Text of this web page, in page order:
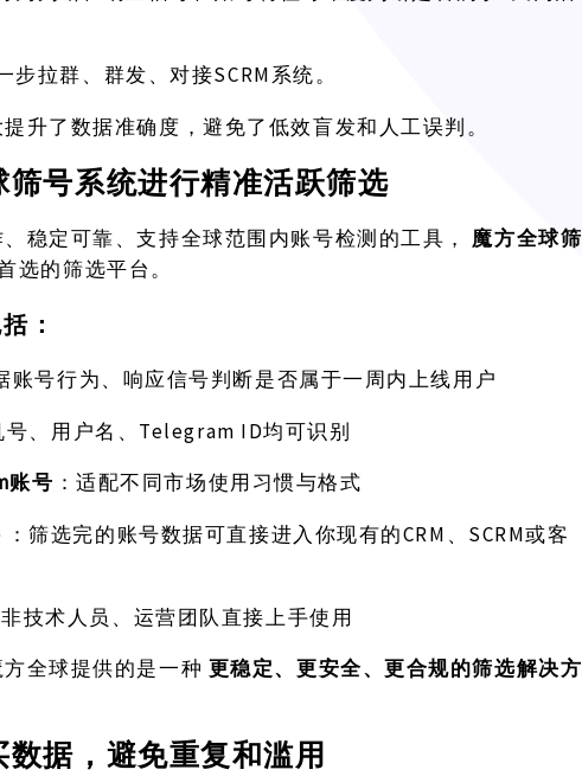
步拉群、群发、对接SCRM系统。
升了数据准确度，避免了低效盲发和人工误判。
号系统进行精准活跃筛选
稳定可靠、支持全球范围内账号检测的工具， 魔方全球筛
选的筛选平台。
：
账号行为、响应信号判断是否属于一周内上线用户
号、用户名、 Telegram ID均可识别
账号 ：适配不同市场使用习惯与格式
：筛选完的账号数据可直接进入你现有的CRM、SCRM或客
非技术人员、运营团队直接上手使用
全球提供的是一种 更稳定、更安全、更合规的筛选解决方
据，避免重复和滥用